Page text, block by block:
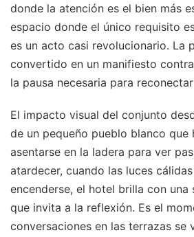
donde la atención es el bien más
espacio donde el único requisito
es un acto casi revolucionario. La
convertido en un manifiesto
la pausa necesaria para
El impacto visual del conjunto
de un pequeño pueblo blanco que
asentarse en la ladera para ver
atardecer, cuando las luces
encenderse, el hotel brilla con una
que invita a la reflexión. Es el
conversaciones en las terrazas se